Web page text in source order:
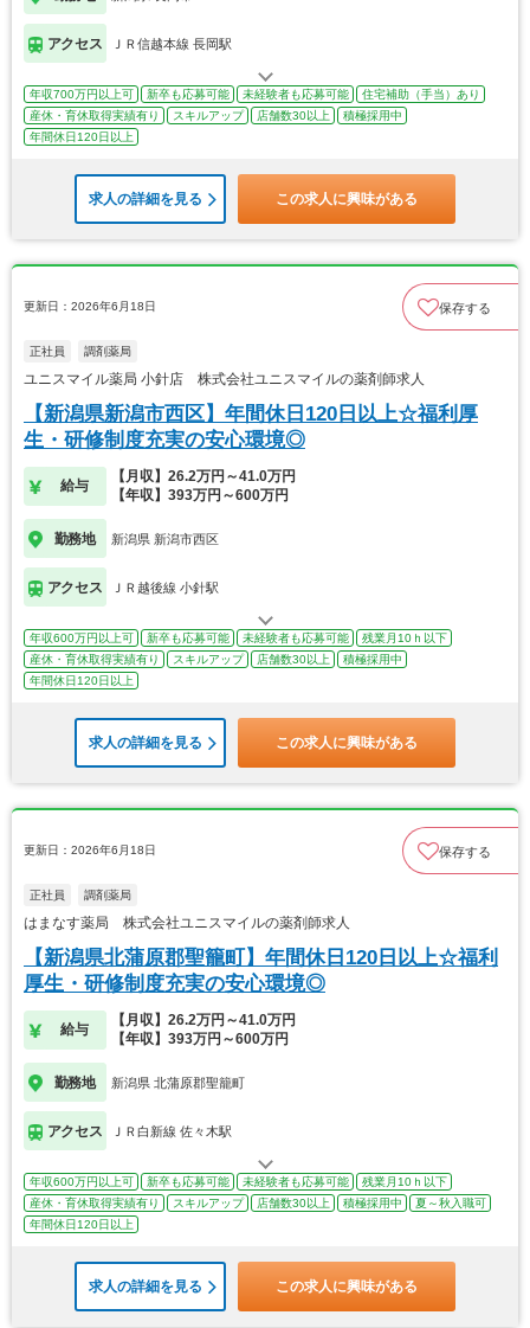
アクセス ＪＲ信越本線 長岡駅
年収700万円以上可 新卒も応募可能 未経験者も応募可能
住宅補助（手当）あり
産休・育休取得実績有り
スキルアップ 店舗数30以上
積極採用中
年間休日120日以上
求人の詳細を見る この求人に興味がある
更新日：2026年6月18日 保存する
正社員 調剤薬局
ユニスマイル薬局 小針店 株式会社ユニスマイルの薬剤師求人
【新潟県新潟市西区】年間休日120日以上☆福利厚
生・研修制度充実の安心環境◎
給与
【月収】26.2万円～41.0万円
【年収】393万円～600万円
勤務地 新潟県 新潟市西区
アクセス ＪＲ越後線 小針駅
年収600万円以上可 新卒も応募可能 未経験者も応募可能
残業月10ｈ以下
産休・育休取得実績有り
スキルアップ 店舗数30以上
積極採用中
年間休日120日以上
求人の詳細を見る この求人に興味がある
更新日：2026年6月18日 保存する
正社員 調剤薬局
はまなす薬局 株式会社ユニスマイルの薬剤師求人
【新潟県北蒲原郡聖籠町】年間休日120日以上☆福利
厚生・研修制度充実の安心環境◎
給与
【月収】26.2万円～41.0万円
【年収】393万円～600万円
勤務地 新潟県 北蒲原郡聖籠町
アクセス ＪＲ白新線 佐々木駅
年収600万円以上可 新卒も応募可能 未経験者も応募可能
残業月10ｈ以下
産休・育休取得実績有り
スキルアップ 店舗数30以上 積極採用中
夏～秋入職可
年間休日120日以上
求人の詳細を見る この求人に興味がある